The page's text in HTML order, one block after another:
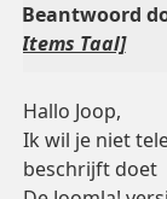
Beantwoord
Items Taal]
Hallo Joop,
Ik wil je niet
beschrijft doet